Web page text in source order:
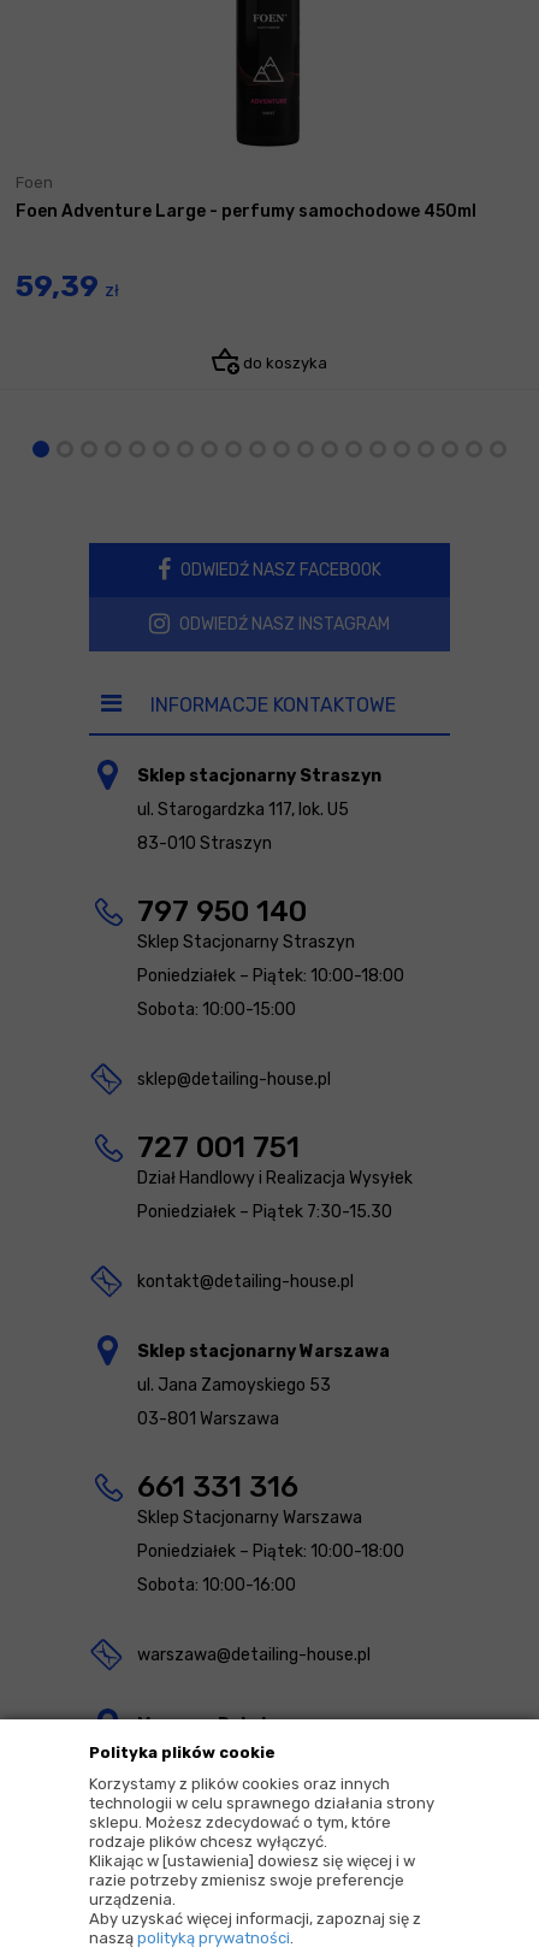
Polityka plików cookie
Korzystamy z plików cookies oraz innych
technologii w celu sprawnego działania strony
sklepu. Możesz zdecydować o tym, które
rodzaje plików chcesz wyłączyć.
Klikając w [ustawienia] dowiesz się więcej i w
razie potrzeby zmienisz swoje preferencje
urządzenia.
Aby uzyskać więcej informacji, zapoznaj się z
naszą polityką prywatności.
Foen
Foen Adventure Large - perfumy samochodowe 450ml
59,39 zł
do koszyka
ODWIEDŹ NASZ FACEBOOK
ODWIEDŹ NASZ INSTAGRAM
INFORMACJE KONTAKTOWE
Sklep stacjonarny Straszyn
ul. Starogardzka 117, lok. U5
83-010 Straszyn
797 950 140
Sklep Stacjonarny Straszyn
Poniedziałek – Piątek: 10:00-18:00
Sobota: 10:00-15:00
sklep@detailing-house.pl
727 001 751
Dział Handlowy i Realizacja Wysyłek
Poniedziałek – Piątek 7:30-15.30
kontakt@detailing-house.pl
Sklep stacjonarny Warszawa
ul. Jana Zamoyskiego 53
03-801 Warszawa
661 331 316
Sklep Stacjonarny Warszawa
Poniedziałek – Piątek: 10:00-18:00
Sobota: 10:00-16:00
warszawa@detailing-house.pl
Magazyn Rekcin
Nomos Sp. z o.o. sp.k.
ul. Agrestowa 1
83-010 Rekcin